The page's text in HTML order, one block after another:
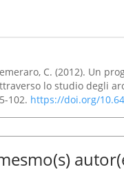
C. (2012). Un
lo studio degli
102. https://doi.org/